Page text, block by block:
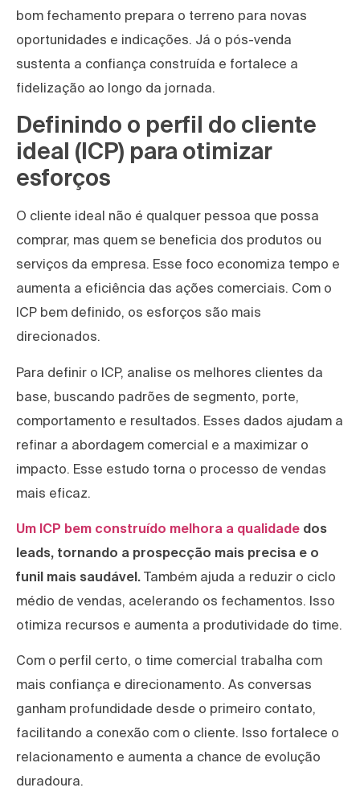
bom fechamento prepara o terreno para novas
oportunidades e indicações. Já o pós-venda
sustenta a confiança construída e fortalece a
fidelização ao longo da jornada.
Definindo o perfil do cliente
ideal (ICP) para otimizar
esforços
O cliente ideal não é qualquer pessoa que possa
comprar, mas quem se beneficia dos produtos ou
serviços da empresa. Esse foco economiza tempo e
aumenta a eficiência das ações comerciais. Com o
ICP bem definido, os esforços são mais
direcionados.
Para definir o ICP, analise os melhores clientes da
base, buscando padrões de segmento, porte,
comportamento e resultados. Esses dados ajudam a
refinar a abordagem comercial e a maximizar o
impacto. Esse estudo torna o processo de vendas
mais eficaz.
Um ICP bem construído melhora a qualidade dos
leads, tornando a prospecção mais precisa e o
funil mais saudável. Também ajuda a reduzir o ciclo
médio de vendas, acelerando os fechamentos. Isso
otimiza recursos e aumenta a produtividade do time.
Com o perfil certo, o time comercial trabalha com
mais confiança e direcionamento. As conversas
ganham profundidade desde o primeiro contato,
facilitando a conexão com o cliente. Isso fortalece o
relacionamento e aumenta a chance de evolução
duradoura.